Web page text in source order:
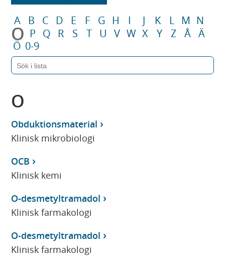
A B C D E F G H I J K L M N
O P Q R S T U V W X Y Z Å Ä
Ö 0-9
O
Obduktionsmaterial
Klinisk mikrobiologi
OCB
Klinisk kemi
O-desmetyltramadol
Klinisk farmakologi
O-desmetyltramadol
Klinisk farmakologi